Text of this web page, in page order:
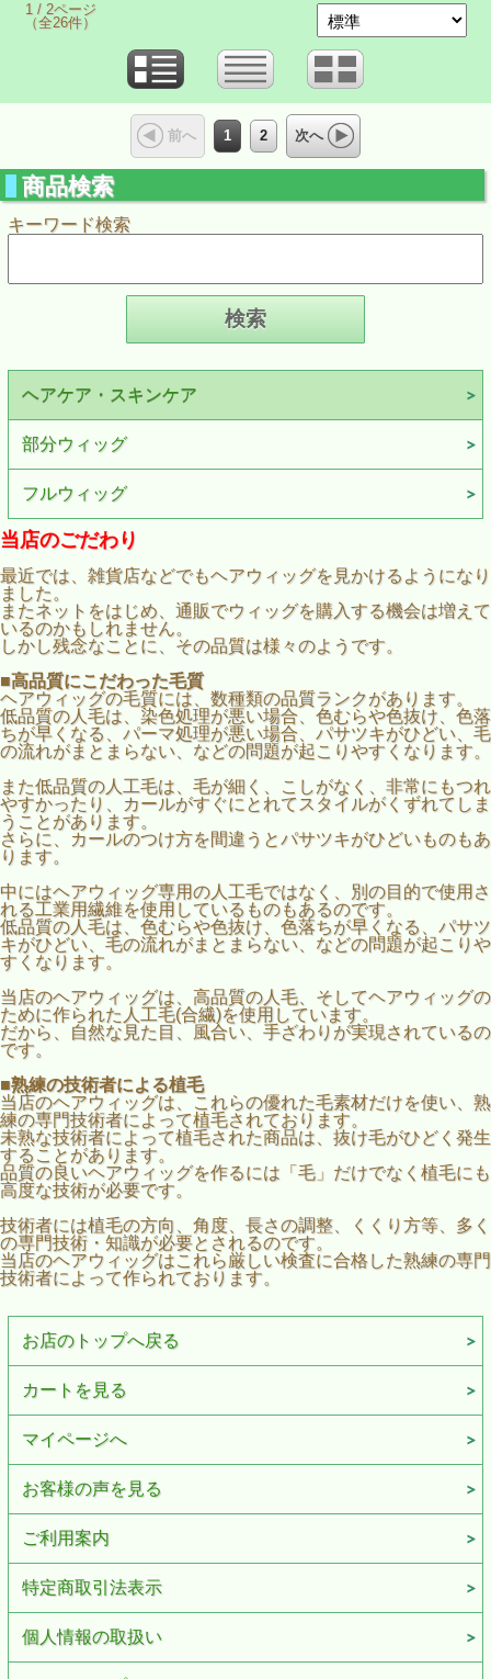
1 / 2ページ
（全26件）
前へ 1 2 次へ
商品検索
キーワード検索
ヘアケア・スキンケア
部分ウィッグ
フルウィッグ
当店のごだわり
最近では、雑貨店などでもヘアウィッグを見かけるようになり
ました。
またネットをはじめ、通販でウィッグを購入する機会は増えて
いるのかもしれません。
しかし残念なことに、その品質は様々のようです。
■高品質にこだわった毛質
ヘアウィッグの毛質には、数種類の品質ランクがあります。
低品質の人毛は、染色処理が悪い場合、色むらや色抜け、色落
ちが早くなる、パーマ処理が悪い場合、パサツキがひどい、毛
の流れがまとまらない、などの問題が起こりやすくなります。
また低品質の人工毛は、毛が細く、こしがなく、非常にもつれ
やすかったり、カールがすぐにとれてスタイルがくずれてしま
うことがあります。
さらに、カールのつけ方を間違うとパサツキがひどいものもあ
ります。
中にはヘアウィッグ専用の人工毛ではなく、別の目的で使用さ
れる工業用繊維を使用しているものもあるのです。
低品質の人毛は、色むらや色抜け、色落ちが早くなる、パサツ
キがひどい、毛の流れがまとまらない、などの問題が起こりや
すくなります。
当店のヘアウィッグは、高品質の人毛、そしてヘアウィッグの
ために作られた人工毛(合繊)を使用しています。
だから、自然な見た目、風合い、手ざわりが実現されているの
です。
■熟練の技術者による植毛
当店のヘアウィッグは、これらの優れた毛素材だけを使い、熟
練の専門技術者によって植毛されております。
未熟な技術者によって植毛された商品は、抜け毛がひどく発生
することがあります。
品質の良いヘアウィッグを作るには「毛」だけでなく植毛にも
高度な技術が必要です。
技術者には植毛の方向、角度、長さの調整、くくり方等、多く
の専門技術・知識が必要とされるのです。
当店のヘアウィッグはこれら厳しい検査に合格した熟練の専門
技術者によって作られております。
お店のトップへ戻る
カートを見る
マイページへ
お客様の声を見る
ご利用案内
特定商取引法表示
個人情報の取扱い